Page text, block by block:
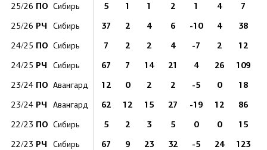
25/26 ПО Сибирь 5 1 1 2 1 4 7
25/26 РЧ Сибирь 37 2 4 6 -10 4 38
24/25 ПО Сибирь 7 2 2 4 -7 2 12
24/25 РЧ Сибирь 67 7 14 21 4 26 109
23/24 ПО Авангард 12 0 2 2 -5 0 18
23/24 РЧ Авангард 62 12 15 27 -19 12 86
22/23 ПО Сибирь 5 2 3 5 0 0 15
22/23 РЧ Сибирь 67 9 23 32 -5 24 123